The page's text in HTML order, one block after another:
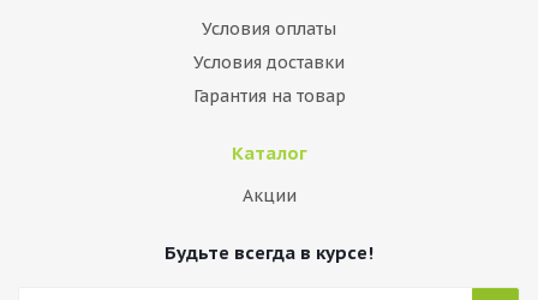
Условия оплаты
Условия доставки
Гарантия на товар
Каталог
Акции
Будьте всегда в курсе!